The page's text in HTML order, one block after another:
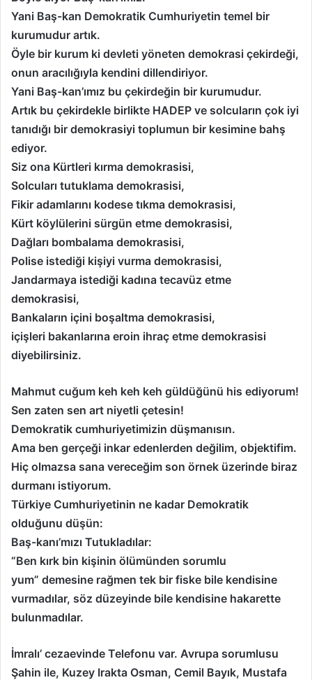
Yani Baş-kan Demokratik Cumhuriyetin temel bir
kurumudur artık.
Öyle bir kurum ki devleti yöneten demokrasi çekirdeği,
onun aracılığıyla kendini dillendiriyor.
Yani Baş-kan’ımız bu çekirdeğin bir kurumudur.
Artık bu çekirdekle birlikte HADEP ve solcuların çok iyi
tanıdığı bir demokrasiyi toplumun bir kesimine bahş
ediyor.
Siz ona Kürtleri kırma demokrasisi,
Solcuları tutuklama demokrasisi,
Fikir adamlarını kodese tıkma demokrasisi,
Kürt köylülerini sürgün etme demokrasisi,
Dağları bombalama demokrasisi,
Polise istediği kişiyi vurma demokrasisi,
Jandarmaya istediği kadına tecavüz etme
demokrasisi,
Bankaların içini boşaltma demokrasisi,
içişleri bakanlarına eroin ihraç etme demokrasisi
diyebilirsiniz.
Mahmut cuğum keh keh keh güldüğünü his ediyorum!
Sen zaten sen art niyetli çetesin!
Demokratik cumhuriyetimizin düşmanısın.
Ama ben gerçeği inkar edenlerden değilim, objektifim.
Hiç olmazsa sana vereceğim son örnek üzerinde biraz
durmanı istiyorum.
Türkiye Cumhuriyetinin ne kadar Demokratik
olduğunu düşün:
Baş-kanı’mızı Tutukladılar:
“Ben kırk bin kişinin ölümünden sorumlu
yum” demesine rağmen tek bir fiske bile kendisine
vurmadılar, söz düzeyinde bile kendisine hakarette
bulunmadılar.
İmralı’ cezaevinde Telefonu var. Avrupa sorumlusu
Şahin ile, Kuzey Irakta Osman, Cemil Bayık, Mustafa